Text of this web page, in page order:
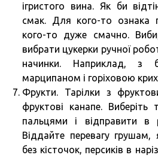
ігристого вина. Як би
смак. Для кого-то ознака
кого-то дуже смачно.
вибрати цукерки ручної
начинки. Наприклад, з
марципаном і горіховою
Фрукти. Тарілки з
фруктові канапе.
пальцями і відправити
Віддайте перевагу грушам,
без кісточок, персиків в